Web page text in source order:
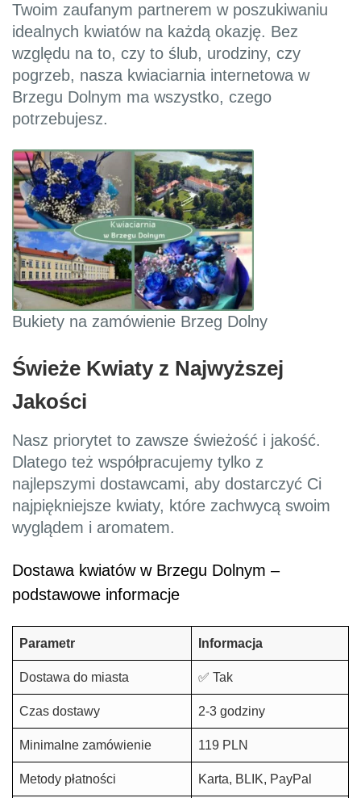
Twoim zaufanym partnerem w poszukiwaniu
idealnych kwiatów na każdą okazję. Bez
względu na to, czy to ślub, urodziny, czy
pogrzeb, nasza kwiaciarnia internetowa w
Brzegu Dolnym ma wszystko, czego
potrzebujesz.
Bukiety na zamówienie Brzeg Dolny
Świeże Kwiaty z Najwyższej
Jakości
Nasz priorytet to zawsze świeżość i jakość.
Dlatego też współpracujemy tylko z
najlepszymi dostawcami, aby dostarczyć Ci
najpiękniejsze kwiaty, które zachwycą swoim
wyglądem i aromatem.
Dostawa kwiatów w Brzegu Dolnym –
podstawowe informacje
Parametr Informacja
Dostawa do miasta ✅ Tak
Czas dostawy 2-3 godziny
Minimalne zamówienie 119 PLN
Metody płatności Karta, BLIK, PayPal